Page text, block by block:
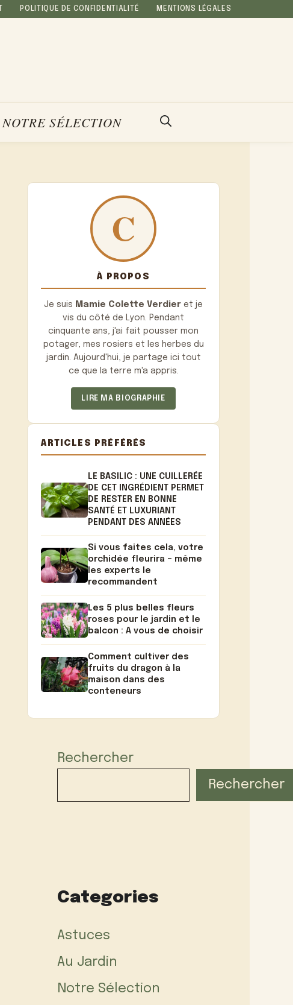
POLITIQUE DE CONFIDENTIALITÉ MENTIONS LÉGALES
NOTRE SÉLECTION
À PROPOS
Je suis Mamie Colette Verdier et je
vis du côté de Lyon. Pendant
cinquante ans, j'ai fait pousser mon
potager, mes rosiers et les herbes du
jardin. Aujourd'hui, je partage ici tout
ce que la terre m'a appris.
LIRE MA BIOGRAPHIE
ARTICLES PRÉFÉRÉS
LE BASILIC : UNE CUILLERÉE
DE CET INGRÉDIENT PERMET
DE RESTER EN BONNE
SANTÉ ET LUXURIANT
PENDANT DES ANNÉES
Si vous faites cela, votre
orchidée fleurira – même
les experts le
recommandent
Les 5 plus belles fleurs
roses pour le jardin et le
balcon : A vous de choisir
Comment cultiver des
fruits du dragon à la
maison dans des
conteneurs
Rechercher
Rechercher
Categories
Astuces
Au Jardin
Notre Sélection